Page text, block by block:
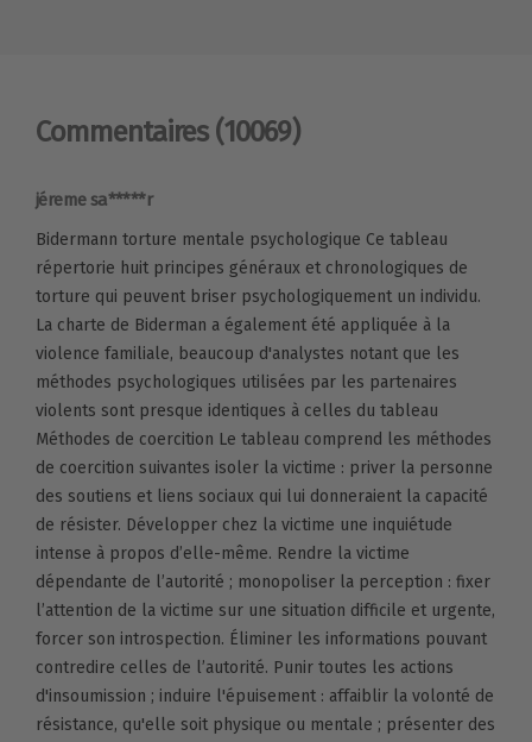
Commentaires (10069)
jéreme sa*****r
Bidermann torture mentale psychologique Ce tableau
répertorie huit principes généraux et chronologiques de
torture qui peuvent briser psychologiquement un individu.
La charte de Biderman a également été appliquée à la
violence familiale, beaucoup d'analystes notant que les
méthodes psychologiques utilisées par les partenaires
violents sont presque identiques à celles du tableau
Méthodes de coercition Le tableau comprend les méthodes
de coercition suivantes isoler la victime : priver la personne
des soutiens et liens sociaux qui lui donneraient la capacité
de résister. Développer chez la victime une inquiétude
intense à propos d’elle-même. Rendre la victime
dépendante de l’autorité ; monopoliser la perception : fixer
l’attention de la victime sur une situation difficile et urgente,
forcer son introspection. Éliminer les informations pouvant
contredire celles de l’autorité. Punir toutes les actions
d'insoumission ; induire l'épuisement : affaiblir la volonté de
résistance, qu'elle soit physique ou mentale ; présenter des